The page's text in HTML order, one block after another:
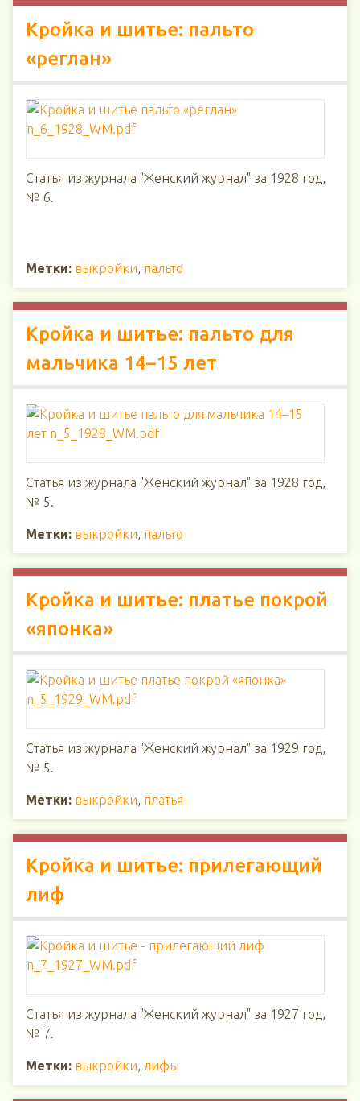
Кройка и шитье: пальто
«реглан»
Статья из журнала "Женский журнал" за 1928 год,
№ 6.
Метки: выкройки, пальто
Кройка и шитье: пальто для
мальчика 14–15 лет
Статья из журнала "Женский журнал" за 1928 год,
№ 5.
Метки: выкройки, пальто
Кройка и шитье: платье покрой
«японка»
Статья из журнала "Женский журнал" за 1929 год,
№ 5.
Метки: выкройки, платья
Кройка и шитье: прилегающий
лиф
Статья из журнала "Женский журнал" за 1927 год,
№ 7.
Метки: выкройки, лифы